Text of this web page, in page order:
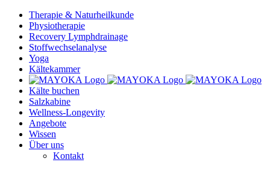
Therapie & Naturheilkunde
Physiotherapie
Recovery Lymphdrainage
Stoffwechselanalyse
Yoga
Kältekammer
Kälte buchen
Salzkabine
Wellness-Longevity
Angebote
Wissen
Über uns
Kontakt